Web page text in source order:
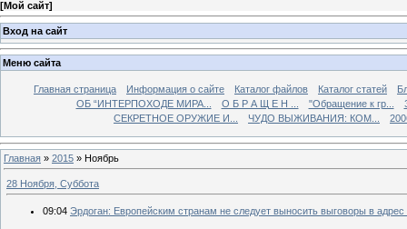
[Мой сайт]
Вход на сайт
Меню сайта
Главная страница Информация о сайте Каталог файлов Каталог статей
ОБ “ИНТЕРПОХОДЕ МИРА...
О Б Р А Щ Е Н ... "Обращение к гр...
СЕКРЕТНОЕ ОРУЖИЕ И...
ЧУДО ВЫЖИВАНИЯ: КОМ...
Главная » 2015 » Ноябрь
28 Ноября, Суббота
09:04 Эрдоган: Европейским странам не следует выносить выговоры в адрес